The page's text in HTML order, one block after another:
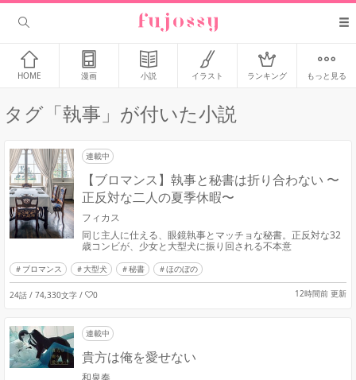
HOME 漫画 小説 イラスト ランキング もっと見る
タグ「執事」が付いた小説
連載中
【ブロマンス】執事と秘書は折り合わない 〜
正反対な二人の夏季休暇〜
フィカス
同じ主人に仕える、眼鏡執事とマッチョな秘書。正反対な32
歳コンビが、少女と大型犬に振り回される不本意
ブロマンス 大型犬 秘書 ほのぼの
24話 / 74,330文字 / 0 12時間前 更新
連載中
貴方は俺を愛せない
和泉奏